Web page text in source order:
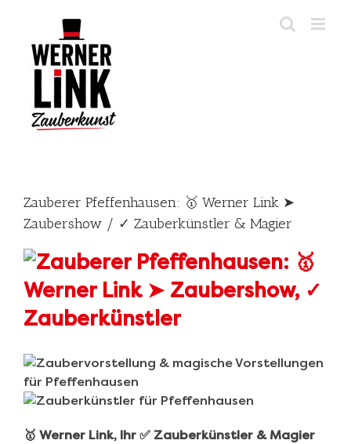
content
Zauberer Pfeffenhausen: 🥇 Werner Link ➤
Zaubershow / ✓ Zauberkünstler & Magier
🥇 Werner Link, Ihr ✅ Zauberkünstler & Magier